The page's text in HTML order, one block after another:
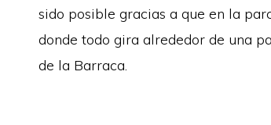
sido posible gracias a que en la
donde todo gira alrededor de una
de la Barraca.